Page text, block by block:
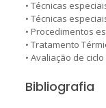
• Técnicas
• Técnicas
• Procedimentos
• Tratamento
• Avaliação de
Bibliografia